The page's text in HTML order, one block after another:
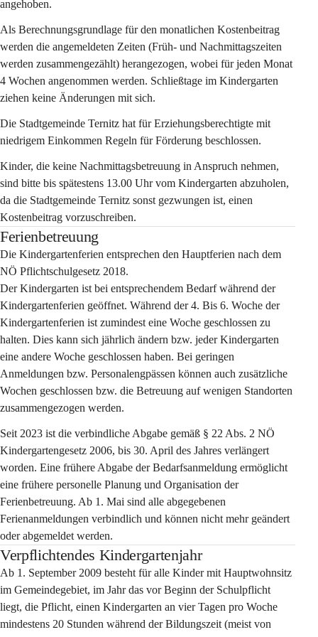
angehoben.
Als Berechnungsgrundlage für den monatlichen Kostenbeitrag
werden die angemeldeten Zeiten (Früh- und Nachmittagszeiten
werden zusammengezählt) herangezogen, wobei für jeden Monat
4 Wochen angenommen werden. Schließtage im Kindergarten
ziehen keine Änderungen mit sich.
Die Stadtgemeinde Ternitz hat für Erziehungsberechtigte mit
niedrigem Einkommen Regeln für Förderung beschlossen.
Kinder, die keine Nachmittagsbetreuung in Anspruch nehmen,
sind bitte bis spätestens 13.00 Uhr vom Kindergarten abzuholen,
da die Stadtgemeinde Ternitz sonst gezwungen ist, einen
Kostenbeitrag vorzuschreiben.
Ferienbetreuung
Die Kindergartenferien entsprechen den Hauptferien nach dem
NÖ Pflichtschulgesetz 2018.
Der Kindergarten ist bei entsprechendem Bedarf während der
Kindergartenferien geöffnet. Während der 4. Bis 6. Woche der
Kindergartenferien ist zumindest eine Woche geschlossen zu
halten. Dies kann sich jährlich ändern bzw. jeder Kindergarten
eine andere Woche geschlossen haben. Bei geringen
Anmeldungen bzw. Personalengpässen können auch zusätzliche
Wochen geschlossen bzw. die Betreuung auf wenigen Standorten
zusammengezogen werden.
Seit 2023 ist die verbindliche Abgabe gemäß § 22 Abs. 2 NÖ
Kindergartengesetz 2006, bis 30. April des Jahres verlängert
worden. Eine frühere Abgabe der Bedarfsanmeldung ermöglicht
eine frühere personelle Planung und Organisation der
Ferienbetreuung. Ab 1. Mai sind alle abgegebenen
Ferienanmeldungen verbindlich und können nicht mehr geändert
oder abgemeldet werden.
Verpflichtendes Kindergartenjahr
Ab 1. September 2009 besteht für alle Kinder mit Hauptwohnsitz
im Gemeindegebiet, im Jahr das vor Beginn der Schulpflicht
liegt, die Pflicht, einen Kindergarten an vier Tagen pro Woche
mindestens 20 Stunden während der Bildungszeit (meist von